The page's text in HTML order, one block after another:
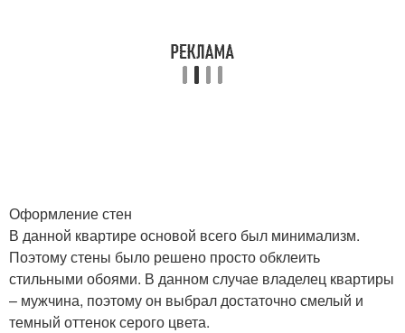
Оформление стен
В данной квартире основой всего был минимализм.
Поэтому стены было решено просто обклеить
стильными обоями. В данном случае владелец квартиры
– мужчина, поэтому он выбрал достаточно смелый и
темный оттенок серого цвета.